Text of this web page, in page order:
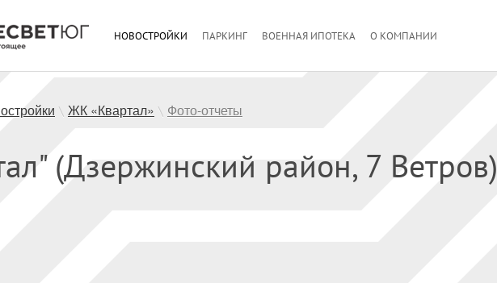
НОВОСТРОЙКИ ПАРКИНГ ВОЕННАЯ ИПОТЕКА О КОМПАНИИ
\ ЖК «Квартал» \ Фото-отчеты
(Дзержинский район, 7 Ветров)